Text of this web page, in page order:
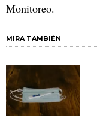
Monitoreo.
MIRA TAMBIÉN